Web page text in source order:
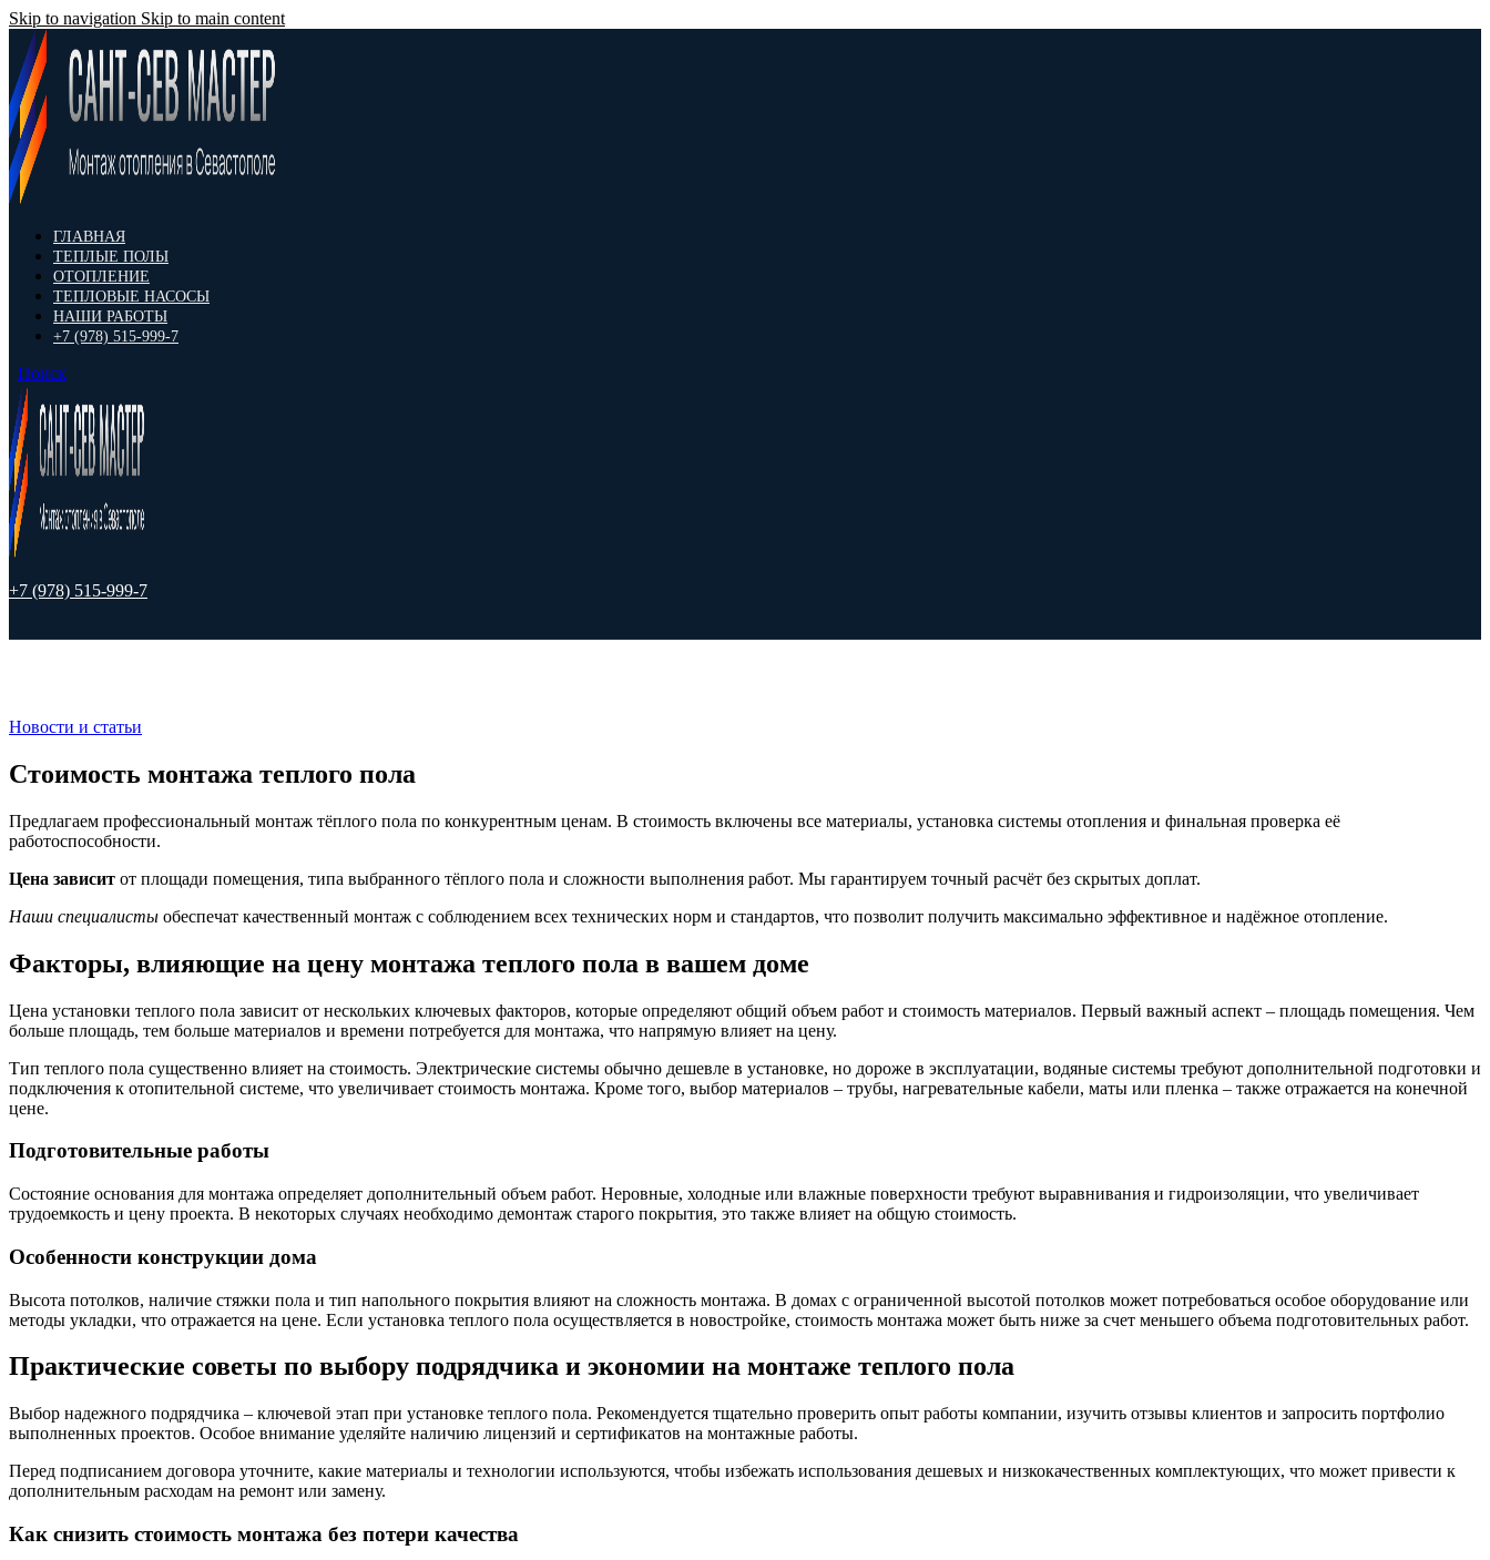
Skip to navigation Skip to main content
ГЛАВНАЯ
ТЕПЛЫЕ ПОЛЫ
ОТОПЛЕНИЕ
ТЕПЛОВЫЕ НАСОСЫ
НАШИ РАБОТЫ
+7 (978) 515-999-7
Поиск
+7 (978) 515-999-7
Новости и статьи
Стоимость монтажа теплого пола
Предлагаем профессиональный монтаж тёплого пола по конкурентным ценам. В стоимость включены все материалы, установка системы отопления и финальная проверка её
работоспособности.
Цена зависит от площади помещения, типа выбранного тёплого пола и сложности выполнения работ. Мы гарантируем точный расчёт без скрытых доплат.
Наши специалисты обеспечат качественный монтаж с соблюдением всех технических норм и стандартов, что позволит получить максимально эффективное и надёжное отопление.
Факторы, влияющие на цену монтажа теплого пола в вашем доме
Цена установки теплого пола зависит от нескольких ключевых факторов, которые определяют общий объем работ и стоимость материалов. Первый важный аспект – площадь помещения. Чем
больше площадь, тем больше материалов и времени потребуется для монтажа, что напрямую влияет на цену.
Тип теплого пола существенно влияет на стоимость. Электрические системы обычно дешевле в установке, но дороже в эксплуатации, водяные системы требуют дополнительной подготовки и
подключения к отопительной системе, что увеличивает стоимость монтажа. Кроме того, выбор материалов – трубы, нагревательные кабели, маты или пленка – также отражается на конечной
цене.
Подготовительные работы
Состояние основания для монтажа определяет дополнительный объем работ. Неровные, холодные или влажные поверхности требуют выравнивания и гидроизоляции, что увеличивает
трудоемкость и цену проекта. В некоторых случаях необходимо демонтаж старого покрытия, это также влияет на общую стоимость.
Особенности конструкции дома
Высота потолков, наличие стяжки пола и тип напольного покрытия влияют на сложность монтажа. В домах с ограниченной высотой потолков может потребоваться особое оборудование или
методы укладки, что отражается на цене. Если установка теплого пола осуществляется в новостройке, стоимость монтажа может быть ниже за счет меньшего объема подготовительных работ.
Практические советы по выбору подрядчика и экономии на монтаже теплого пола
Выбор надежного подрядчика – ключевой этап при установке теплого пола. Рекомендуется тщательно проверить опыт работы компании, изучить отзывы клиентов и запросить портфолио
выполненных проектов. Особое внимание уделяйте наличию лицензий и сертификатов на монтажные работы.
Перед подписанием договора уточните, какие материалы и технологии используются, чтобы избежать использования дешевых и низкокачественных комплектующих, что может привести к
дополнительным расходам на ремонт или замену.
Как снизить стоимость монтажа без потери качества